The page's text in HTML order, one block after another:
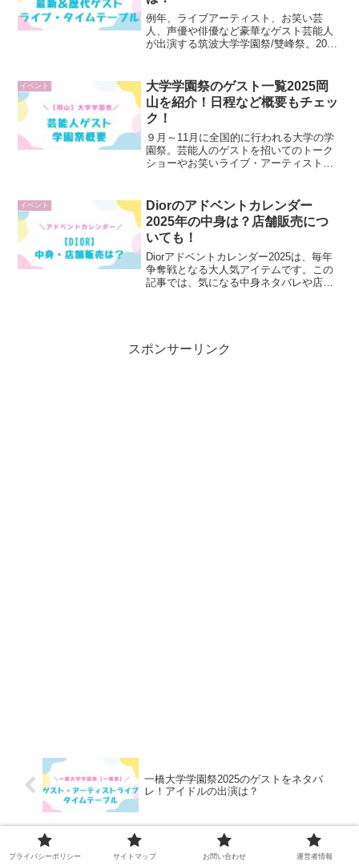
例年、ライブアーティスト、お笑い芸
人、声優や俳優など豪華なゲスト芸能人
が出演する筑波大学学園祭/雙峰祭。2025
2025年＆歴代の豪華ゲスト芸能人とあわ
せて模擬店など...
イベント
大学学園祭のゲスト一覧2025岡
山を紹介！日程など概要もチェッ
ク！
９月～11月に全国的に行われる大学の学
園祭。芸能人のゲストを招いてのトーク
ショーやお笑いライブ・アーティストラ
か。岡山県でもたくさんの大学が芸能人
ゲストを学園祭に招待する...
イベント
Diorのアドベントカレンダー
2025年の中身は？店舗販売につ
いても！
Diorアドベントカレンダー2025は、毎年
争奪戦となる大人気アイテムです。この
記事では、気になる中身ネタバレや店舗
スポンサーリンク
一橋大学学園祭2025のゲストをネタバ
レ！アイドルの出演は？
昭和医科大学学園祭2025のゲストは誰？
お笑いライブ詳細も！
プライバシーポリシー サイトマップ お問い合わせ 運営者情報